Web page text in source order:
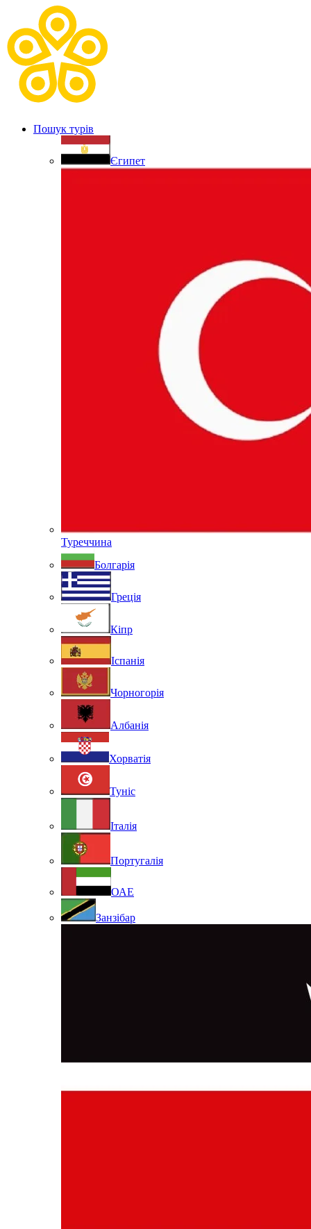
Пошук турів
Єгипет
Туреччина
Болгарія
Греція
Кіпр
Іспанія
Чорногорія
Албанія
Хорватія
Туніс
Італія
Португалія
ОАЕ
Занзібар